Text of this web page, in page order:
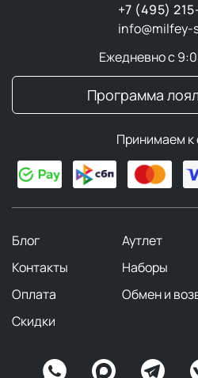
+7 (495)
info@milfey-
Ежедневно с
Программа
Принимаем к
Блог Аутлет
Контакты
Наборы
Оплата
Обмен и
Скидки